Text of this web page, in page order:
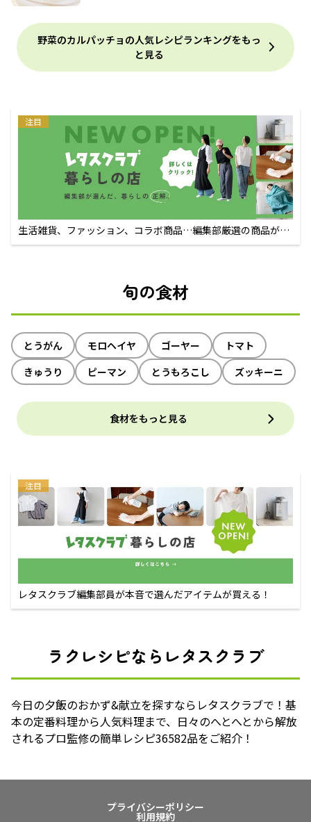
野菜のカルパッチョの人気レシピランキングをもっ
と見る
注目
生活雑貨、ファッション、コラボ商品…編集部厳選の商品が買
えるECサイト
旬の食材
とうがん モロヘイヤ ゴーヤー
トマト
きゅうり
ピーマン とうもろこし ズッキーニ
食材をもっと見る
注目
レタスクラブ編集部員が本音で選んだアイテムが買える！
ラクレシピならレタスクラブ
今日の夕飯のおかず&献立を探すならレタスクラブで！基
本の定番料理から人気料理まで、日々のへとへとから解放
されるプロ監修の簡単レシピ36582品をご紹介！
プライバシーポリシー
利用規約